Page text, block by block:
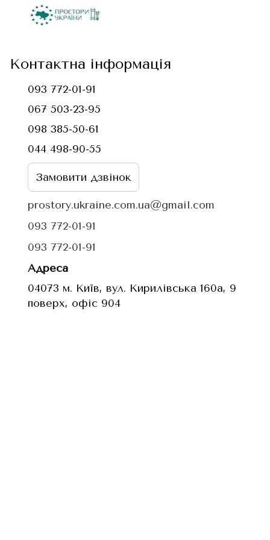
Контактна інформація
093 772-01-91
067 503-23-95
098 385-50-61
044 498-90-55
Замовити дзвінок
prostory.ukraine.com.ua@gmail.com
093 772-01-91
093 772-01-91
Адреса
04073 м. Київ, вул. Кирилівська 160а, 9
поверх, офіс 904